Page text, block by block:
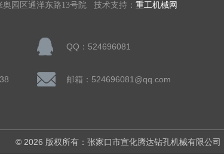
园区通洋东路13号院 技术支持： 重工机械网
QQ：524696081
邮箱：524696081@qq.com
© 2026 版权所有：张家口市宣化腾达钻孔机械有限公司